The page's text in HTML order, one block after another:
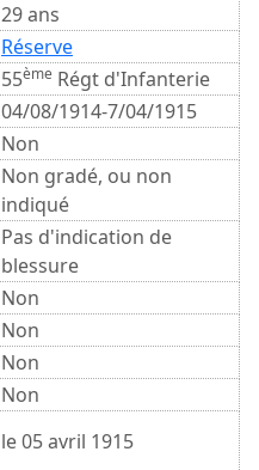
29 ans
Réserve
55ème Régt d'Infanterie
04/08/1914-7/04/1915
Non
Non gradé, ou non
indiqué
Pas d'indication de
blessure
Non
Non
Non
Non
le 05 avril 1915